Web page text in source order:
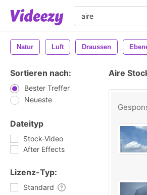
Natur Luft Draussen
Sortieren nach:
Bester Treffer
Neueste
Dateityp
Stock-Video
After Effects
Lizenz-Typ:
Standard
Aire